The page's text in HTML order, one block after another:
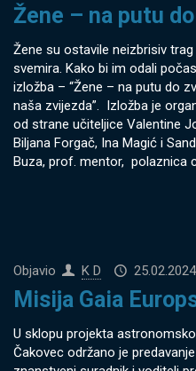
Žene – na putu
Žene su ostavile neizbrisiv
svemira. Kako bi im odali
izložba – “Žene – na putu do
naša zvijezda”. Izložba je
od strane učiteljice Valentine
Biljana Forgač, Ina Magić i
Buza, prof. mentor, polaznica
Objavio K D 25.02.2024
Misija Gaia
U sklopu projekta
Čakovec održano je